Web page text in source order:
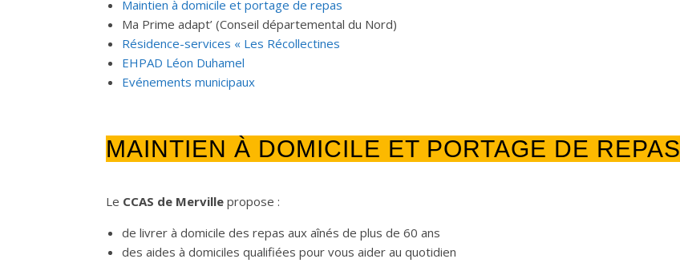
Maintien à domicile et portage de repas
Ma Prime adapt’ (Conseil départemental du Nord)
Résidence-services « Les Récollectines
EHPAD Léon Duhamel
Evénements municipaux
MAINTIEN À DOMICILE ET PORTAGE DE REPAS
Le CCAS de Merville propose :
de livrer à domicile des repas aux aînés de plus de 60 ans
des aides à domiciles qualifiées pour vous aider au quotidien